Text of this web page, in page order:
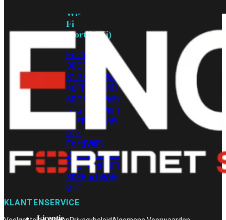
Wi-
Fi
(FortiWiFi)
FortiWiFi
30GFortiWiFi
31GFortiWiFi
40FFortiWiFi
50GFortiWiFi
51GFortiWiFi
60FFortiWiFi
61F
FortiWiFi
70GFortiWiFi
71GFortiWiFi
80FFortiWiFi
81F
Licentie
KLANTENSERVICE